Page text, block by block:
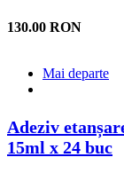
130.00 RON
Mai departe
Adeziv
15ml x 24 buc